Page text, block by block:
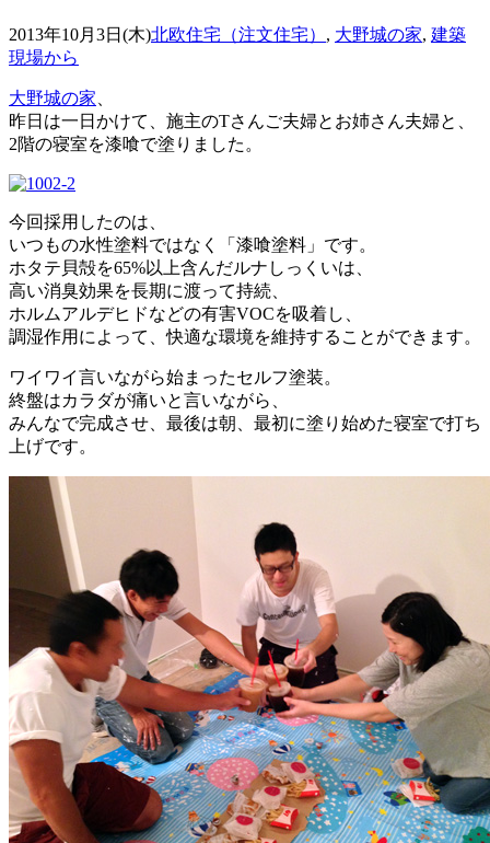
2013年10月3日(木)北欧住宅（注文住宅） , 大野城の家, 建築
現場から
大野城の家
昨日は一日かけて、施主のTさんご夫婦とお姉さん夫婦と、
2階の寝室を漆喰で塗りました。
今回採用したのは、
いつもの水性塗料ではなく「漆喰塗料」です。
ホタテ貝殻を65%以上含んだルナしっくいは、
高い消臭効果を長期に渡って持続、
ホルムアルデヒドなどの有害VOCを吸着し、
調湿作用によって、快適な環境を維持することができます。
ワイワイ言いながら始まったセルフ塗装。
終盤はカラダが痛いと言いながら、
みんなで完成させ、最後は朝、最初に塗り始めた寝室で打ち
上げです。